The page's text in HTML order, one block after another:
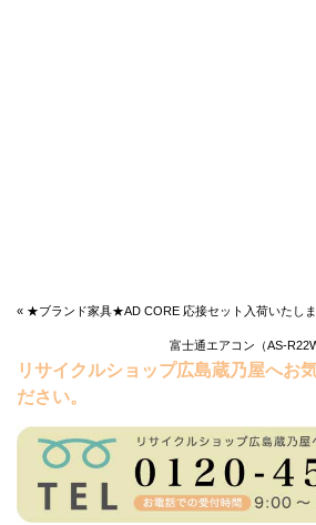
« ★ブランド家具★AD CORE 応接セット入荷いたしま
富士通エアコン（AS-
リサイクルショップ広島蔵乃屋へお
ださい。